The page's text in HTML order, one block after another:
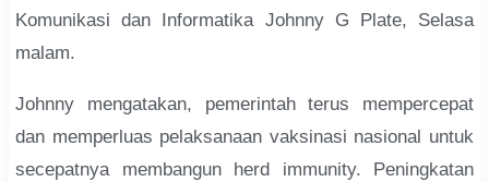
Komunikasi dan Informatika Johnny G Plate, Selasa
malam.
Johnny mengatakan, pemerintah terus mempercepat
dan memperluas pelaksanaan vaksinasi nasional untuk
secepatnya membangun herd immunity. Peningkatan